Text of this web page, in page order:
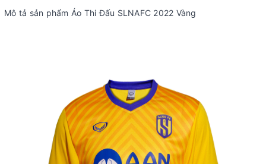
Mô tả sản phẩm Áo Thi Đấu SLNAFC 2022 Vàng